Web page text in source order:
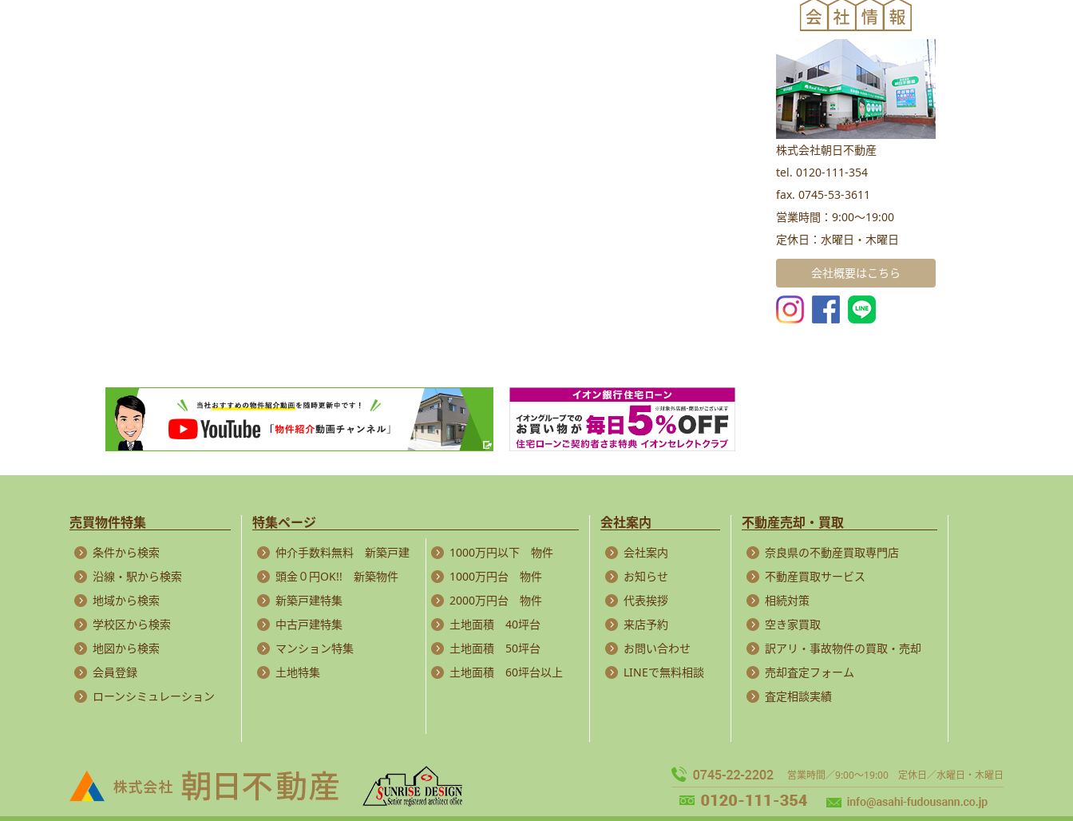
株式会社朝日不動産
tel. 0120-111-354
fax. 0745-53-3611
営業時間：9:00～19:00
定休日：水曜日・木曜日
会社概要はこちら
売買物件特集
条件から検索
沿線・駅から検索
地域から検索
学校区から検索
地図から検索
会員登録
ローンシミュレーション
特集ページ
仲介手数料無料 新築戸建
頭金０円OK!! 新築物件
新築戸建特集
中古戸建特集
マンション特集
土地特集
1000万円以下 物件
1000万円台 物件
2000万円台 物件
土地面積 40坪台
土地面積 50坪台
土地面積 60坪台以上
会社案内
会社案内
お知らせ
代表挨拶
来店予約
お問い合わせ
LINEで無料相談
不動産売却・買取
奈良県の不動産買取専門店
不動産買取サービス
相続対策
空き家買取
訳アリ・事故物件の買取・売却
売却査定フォーム
査定相談実績
営業時間／9:00～19:00 定休日／水曜日・木曜日